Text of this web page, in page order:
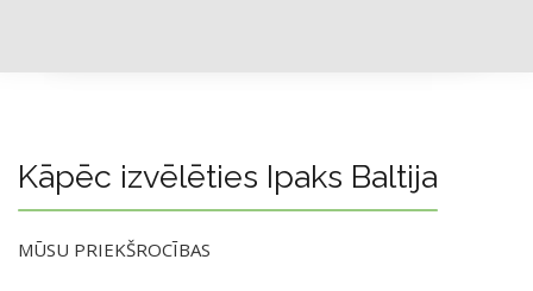
Kāpēc izvēlēties Ipaks Baltija
MŪSU PRIEKŠROCĪBAS